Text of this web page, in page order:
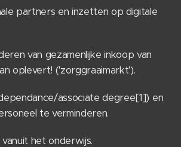
partners en inzetten op digitale
van gezamenlijke inkoop van
oplevert! ('zorggraaimarkt').
associate degree[1]) en
te verminderen.
het onderwijs.